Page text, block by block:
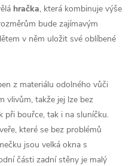
hračka, která kombinuje výše
bude zajímavým
v něm uložit své oblíbené
z materiálu odolného vůči
vlivům, takže jej lze bez
při bouřce, tak i na sluníčku.
které se bez problémů
jsou velká okna s
části zadní stěny je malý